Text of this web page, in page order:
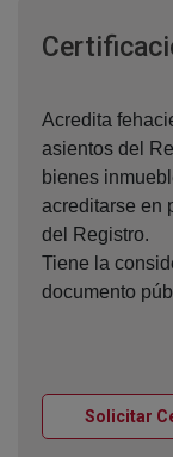
Acredita
asientos del
bienes
acreditarse en
del Registro.
Tiene la
documento
Solicitar